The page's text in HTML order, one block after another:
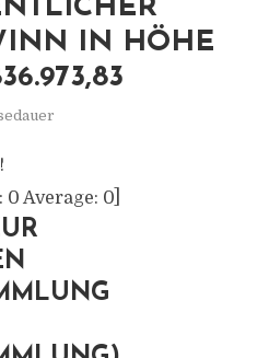
IN HÖHE
0 Average: 0]